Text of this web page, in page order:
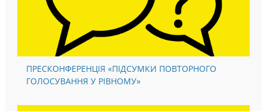
ПРЕСКОНФЕРЕНЦІЯ «ПІДСУМКИ ПОВТОРНОГО
ГОЛОСУВАННЯ У РІВНОМУ»